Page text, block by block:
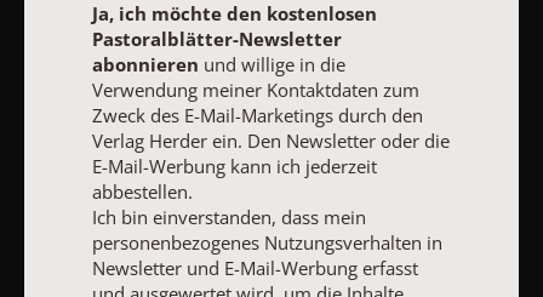
Vertrag widerrufen Abo online kündigen
Ja, ich möchte den kostenlosen
Pastoralblätter-Newsletter
abonnieren und willige in die
Verwendung meiner Kontaktdaten zum
Zweck des E-Mail-Marketings durch den
Verlag Herder ein. Den Newsletter oder die
E-Mail-Werbung kann ich jederzeit
abbestellen.
Ich bin einverstanden, dass mein
personenbezogenes Nutzungsverhalten in
Newsletter und E-Mail-Werbung erfasst